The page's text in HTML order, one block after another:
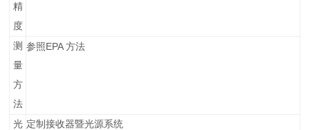
精
度
测
量
方
法
参照EPA方法
光 定制接收器暨光源系统